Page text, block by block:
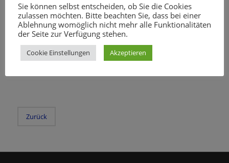
Zurück
Sie können selbst entscheiden, ob Sie die Cookies
zulassen möchten. Bitte beachten Sie, dass bei einer
Ablehnung womöglich nicht mehr alle Funktionalitäten
der Seite zur Verfügung stehen.
Cookie Einstellungen Akzeptieren